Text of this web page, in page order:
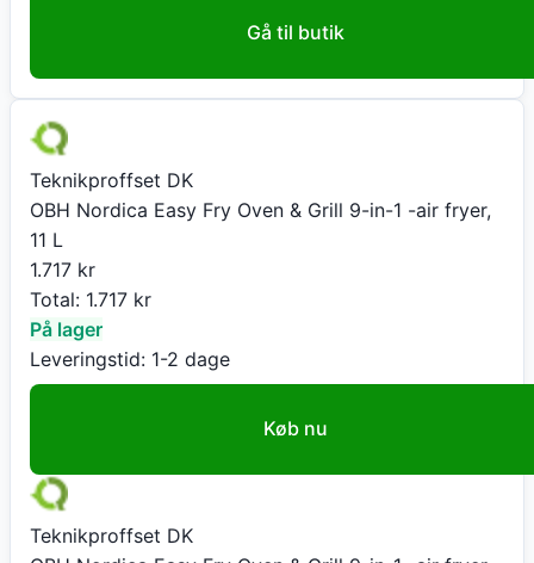
Gå til butik
Teknikproffset DK
OBH Nordica Easy Fry Oven & Grill 9-in-1 -air fryer,
11 L
1.717 kr
Total: 1.717 kr
På lager
Leveringstid: 1-2 dage
Køb nu
Teknikproffset DK